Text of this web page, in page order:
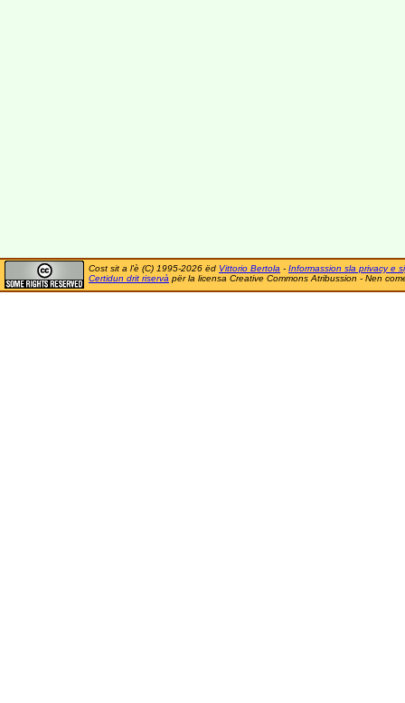
Cost sit a l'è (C) 1995-2026 ëd Vittorio Bertola - Informassion sla privacy e
Certidun drit riservà për la licensa Creative Commons Atribussion - Nen